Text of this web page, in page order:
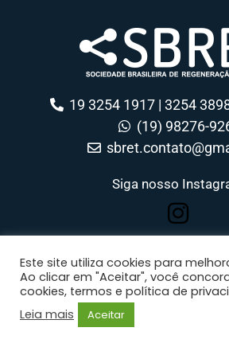
19 3254 1917 | 3254
(19) 98276-
Siga nosso
SBRET - Sociedade Brasileira de Regeneração
direitos reservados
Política de privacidade e termo de uso
Este site utiliza cookies para
Ao clicar em "Aceitar", você
cookies, termos e política de
Leia mais
Aceitar